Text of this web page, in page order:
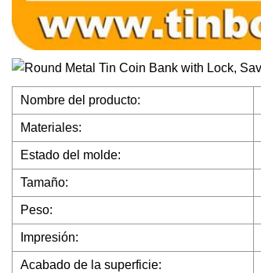
Nombre del producto:
Materiales:
Estado del molde:
Tamaño:
Peso:
Impresión:
Acabado de la superficie: